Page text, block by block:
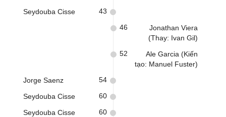
Seydouba Cisse 43
Jonathan Viera
(Thay: Ivan Gil)
46
Ale Garcia (Kiến
tạo: Manuel Fuster)
52
Jorge Saenz 54
Seydouba Cisse 60
Seydouba Cisse 60